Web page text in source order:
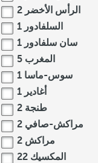
الرأس الأخضر 2
السلفادور 1
سان سلفادور 1
المغرب 5
سوس-ماسا 1
أغادير 1
طنجة 2
مراكش-صافي 2
مراكش 2
المكسيك 22